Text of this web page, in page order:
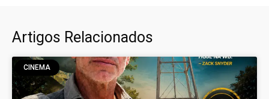
Artigos Relacionados
CINEMA